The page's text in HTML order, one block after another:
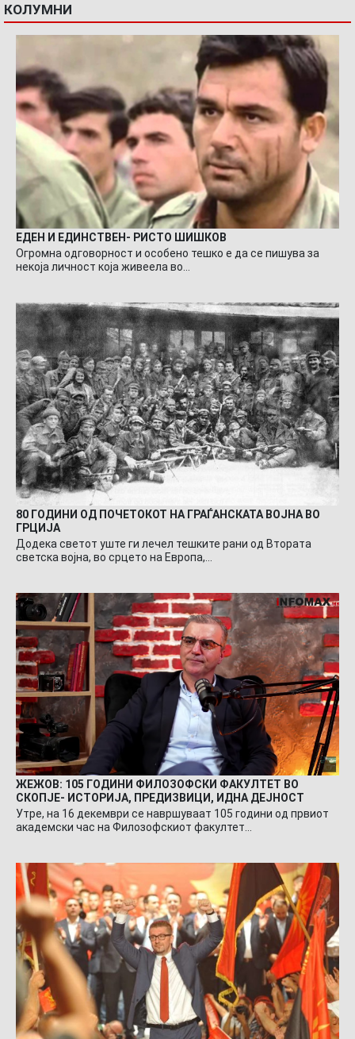
КОЛУМНИ
ЕДЕН И ЕДИНСТВЕН- РИСТО ШИШКОВ
Огромна одговорност и особено тешко е да се пишува за
некоја личност која живеела во…
80 ГОДИНИ ОД ПОЧЕТОКОТ НА ГРАЃАНСКАТА ВОЈНА ВО
ГРЦИЈА
Додека светот уште ги лечел тешките рани од Втората
светска војна, во срцето на Европа,…
ЖЕЖОВ: 105 ГОДИНИ ФИЛОЗОФСКИ ФАКУЛТЕТ ВО
СКОПЈЕ- ИСТОРИЈА, ПРЕДИЗВИЦИ, ИДНА ДЕЈНОСТ
Утре, на 16 декември се навршуваат 105 години од првиот
академски час на Филозофскиот факултет…